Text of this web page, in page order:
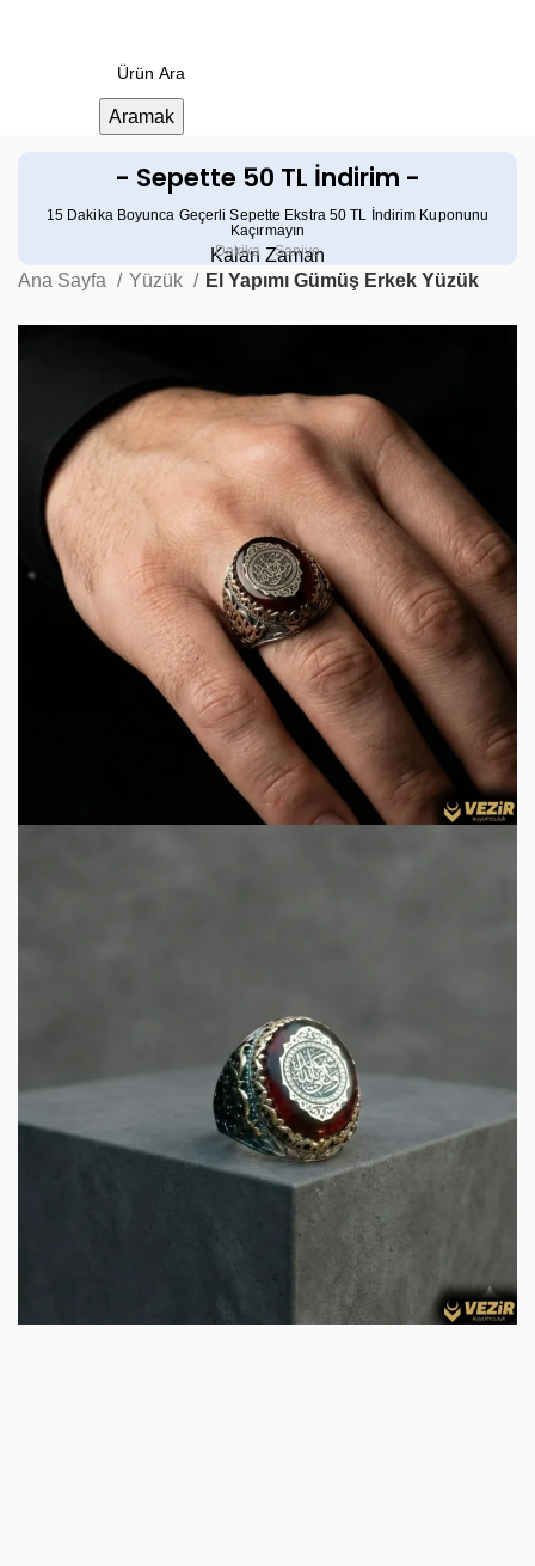
Aramak
- Sepette 50 TL İndirim -
15 Dakika Boyunca Geçerli Sepette Ekstra 50 TL İndirim Kuponunu
Kaçırmayın
Kalan Zaman
Dakika Saniye
Ana Sayfa Yüzük El Yapımı Gümüş Erkek Yüzük